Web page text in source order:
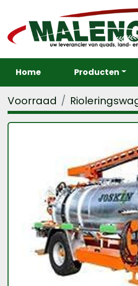
Home Producten
Voorraad